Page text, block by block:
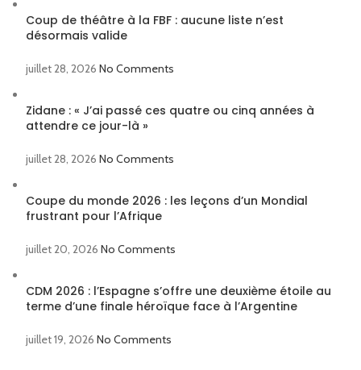
Coup de théâtre à la FBF : aucune liste n’est
désormais valide
juillet 28, 2026 No Comments
Zidane : « J’ai passé ces quatre ou cinq années à
attendre ce jour-là »
juillet 28, 2026 No Comments
Coupe du monde 2026 : les leçons d’un Mondial
frustrant pour l’Afrique
juillet 20, 2026 No Comments
CDM 2026 : l’Espagne s’offre une deuxième étoile au
terme d’une finale héroïque face à l’Argentine
juillet 19, 2026 No Comments